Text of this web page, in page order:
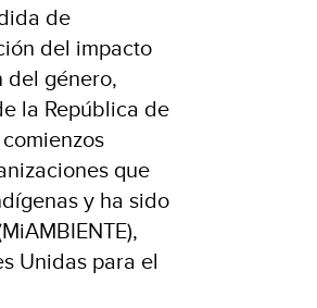
de
del impacto
del género,
la República de
que
y ha sido
Unidas para el